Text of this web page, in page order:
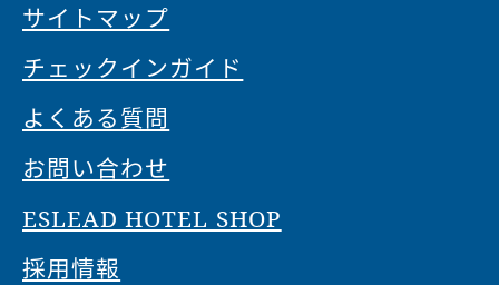
サイトマップ
チェックインガイド
よくある質問
お問い合わせ
ESLEAD HOTEL SHOP
採用情報